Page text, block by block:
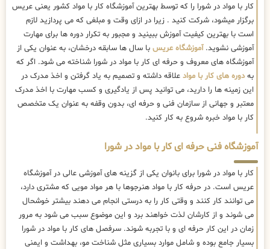
کار با مواد در شورا را که توسط بهترینآموزشگاه کار با مواد کشور یعنی عریس
برگزار میشود، شرکت کنید . زیرا در ازای وقت و مبلغی که می پردازید لازم
است با بهترین کیفیت آموزش ببینید و مجبور به تکرار دوره ها برای مهارت
آموزشی نشوید.آموزشگاه عریس با سال ها سابقه درخشان، به عنوان یکی از
آموزشگاه های معروف و حرفه ای کار با مواد در شورا شناخته می شود. اگر که
بهدوره های کار با مواد علاقه داشته و تصمیم به یاد گرفتن و اخذ مدرک در
این زمینه ها را دارید، می توانید پس از یادگیری و کسب مهارت با اخذ مدرک
معتبر و جهانی از سازمان فنی و حرفه ای، بدون وقفه به عنوان یک متخصص
کار با مواد خبره شروع به کار کنید.
آموزشگاه فنی حرفه ای کار با مواد در شورا
کار با مواد در شورا برای بانوان یکی از گزینه های آموزشی عالی در آموزشگاه
عریس است. در حرفه کار با مواد هنرجوها با هر مواد مویی که مشتری دارد،
می توانند کار کنند و وقتی کار را به درستی انجام می دهند بیشتر خوشحال
می شوند و از کارشان لذت خواهند برد و این موضوع سبب می شود به مرور
زمان در این کار حرفه ای و با تجربه شوند. سرفصل های کار با مواد در شورا
بسیار جامع بوده و شامل موارد بسیاری مثل شناخت مو، بهداشت و ایمنی